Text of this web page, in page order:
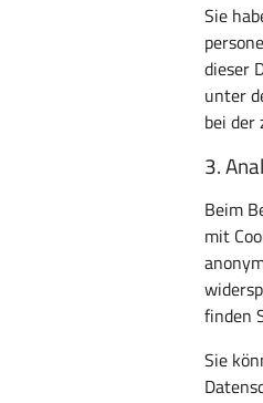
Sie
dieser
unter
bei der
3.
Beim
mit
finden
Sie